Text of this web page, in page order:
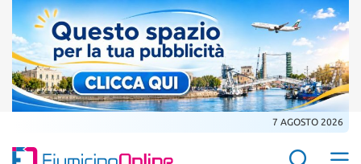
7 AGOSTO 2026